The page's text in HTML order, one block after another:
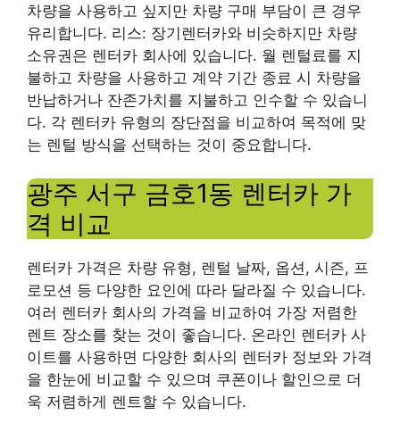
차량을 사용하고 싶지만 차량 구매 부담이 큰 경우
유리합니다. 리스: 장기렌터카와 비슷하지만 차량
소유권은 렌터카 회사에 있습니다. 월 렌털료를 지
불하고 차량을 사용하고 계약 기간 종료 시 차량을
반납하거나 잔존가치를 지불하고 인수할 수 있습니
다. 각 렌터카 유형의 장단점을 비교하여 목적에 맞
는 렌털 방식을 선택하는 것이 중요합니다.
광주 서구 금호1동 렌터카 가
격 비교
렌터카 가격은 차량 유형, 렌털 날짜, 옵션, 시즌, 프
로모션 등 다양한 요인에 따라 달라질 수 있습니다.
여러 렌터카 회사의 가격을 비교하여 가장 저렴한
렌트 장소를 찾는 것이 좋습니다. 온라인 렌터카 사
이트를 사용하면 다양한 회사의 렌터카 정보와 가격
을 한눈에 비교할 수 있으며 쿠폰이나 할인으로 더
욱 저렴하게 렌트할 수 있습니다.